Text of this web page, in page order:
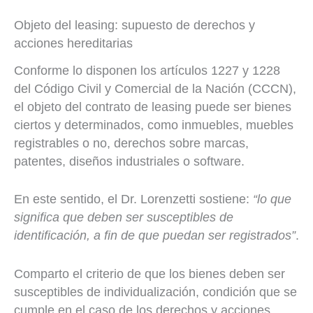
Objeto del leasing: supuesto de derechos y
acciones hereditarias
Conforme lo disponen los artículos 1227 y 1228
del Código Civil y Comercial de la Nación (CCCN),
el objeto del contrato de leasing puede ser bienes
ciertos y determinados, como inmuebles, muebles
registrables o no, derechos sobre marcas,
patentes, diseños industriales o software.
En este sentido, el Dr. Lorenzetti sostiene: “lo que
significa que deben ser susceptibles de
identificación, a fin de que puedan ser registrados”.
Comparto el criterio de que los bienes deben ser
susceptibles de individualización, condición que se